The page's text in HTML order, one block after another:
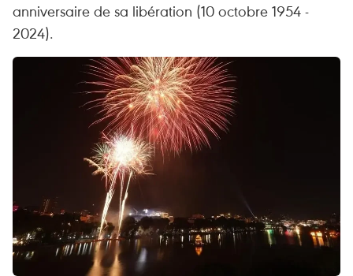
anniversaire de sa libération (10 octobre 1954 -
2024).